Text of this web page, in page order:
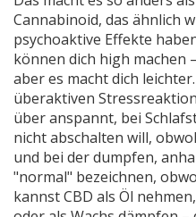
Cannabinoid, das ähnlich
psychoaktive Effekte
können dich high machen
aber es macht dich
überaktiven
über anspannt, bei
nicht abschalten will,
und bei der dumpfen,
"normal" bezeichnen,
kannst CBD als Öl